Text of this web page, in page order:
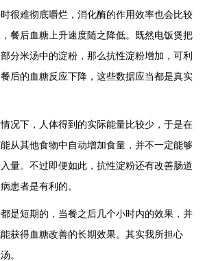
很难彻底嚼烂，消化酶的作用效率也会比较
餐后血糖上升速度随之降低。既然电饭煲把
分米汤中的淀粉，那么抗性淀粉增加，可利
后的血糖反应下降，这些数据应当都是真实
况下，人体得到的实际能量比较少，于是在
从其他食物中自动增加食量，并不一定能够
量。不过即便如此，抗性淀粉还有改善肠道
患者是有利的。
是短期的，当餐之后几个小时内的效果，并
获得血糖改善的长期效果。其实我所担心
。